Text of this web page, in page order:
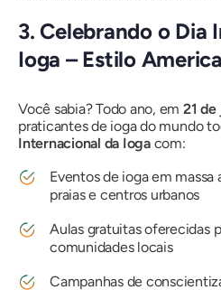
3. Celebrando o Dia
Ioga – Estilo
Você sabia? Todo ano, em 21
praticantes de ioga do mundo
Internacional da Iogacom:
Eventos de ioga em massa
praias e centros urbanos
Aulas gratuitas oferecidas
comunidades locais
Campanhas de